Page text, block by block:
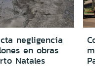
negligencia
en obras
Natales